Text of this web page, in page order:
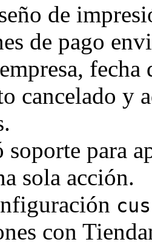
de
de pago
cancelado y
soporte para
sola acción.
con